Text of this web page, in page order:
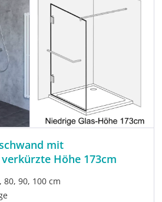
mit
Höhe 173cm
80, 90, 100 cm